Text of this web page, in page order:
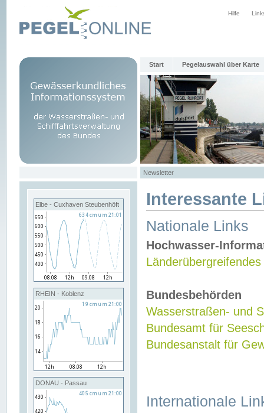
Hilfe
Start Pegelauswahl über Karte
Newsletter
Elbe - Cuxhaven Steubenhöft
RHEIN - Koblenz
DONAU - Passau
Interessante
Nationale Links
Hochwasser-
Bundesbehörden
Wasserstraßen- und
Bundesamt für
Bundesanstalt für
Internationale